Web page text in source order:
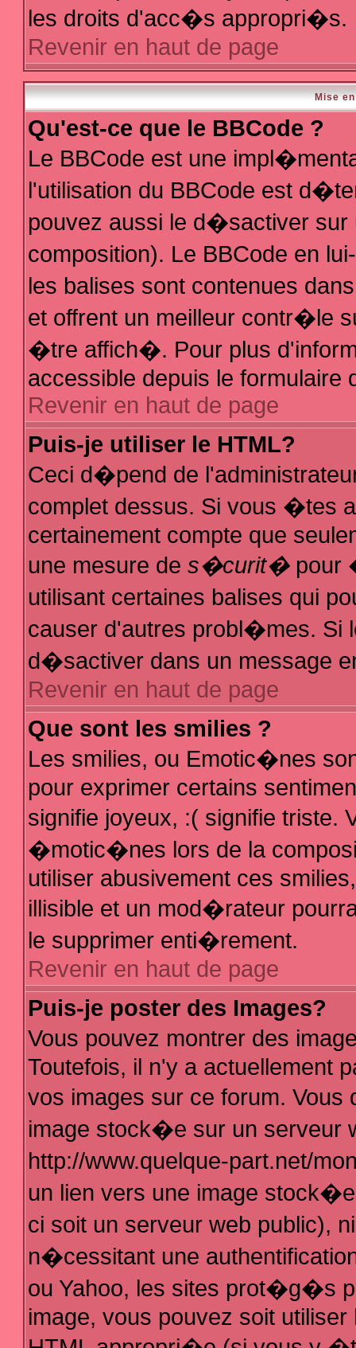
les droits d'acc�s appropri�s.
Revenir en haut de page
Mise
Qu'est-ce que le BBCode ?
Le BBCode est une
l'utilisation du BBCode est
pouvez aussi le d�sactiver sur
composition). Le BBCode en
les balises sont contenues
et offrent un meilleur contr�le
�tre affich�. Pour plus
accessible depuis le formulaire
Revenir en haut de page
Puis-je utiliser le HTML?
Ceci d�pend de
complet dessus. Si vous �tes
certainement compte que
une mesure de s�curit�pour
utilisant certaines balises qui
causer d'autres probl�mes. Si
d�sactiver dans un message
Revenir en haut de page
Que sont les smilies ?
Les smilies, ou Emotic�nes
pour exprimer certains
signifie joyeux, :( signifie triste.
�motic�nes lors de la
utiliser abusivement ces
illisible et un mod�rateur
le supprimer enti�rement.
Revenir en haut de page
Puis-je poster des Images?
Vous pouvez montrer des
Toutefois, il n'y a actuellement
vos images sur ce forum.
image stock�e sur un serveur
http://www.quelque-part.net/
un lien vers une image
ci soit un serveur web public),
n�cessitant une
ou Yahoo, les sites prot�g�s
image, vous pouvez soit